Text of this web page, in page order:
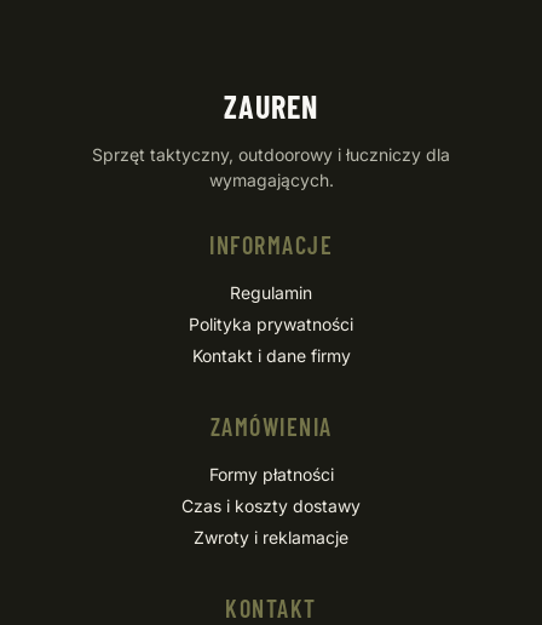
ZAUREN
Sprzęt taktyczny, outdoorowy i łuczniczy dla
wymagających.
INFORMACJE
Regulamin
Polityka prywatności
Kontakt i dane firmy
ZAMÓWIENIA
Formy płatności
Czas i koszty dostawy
Zwroty i reklamacje
KONTAKT